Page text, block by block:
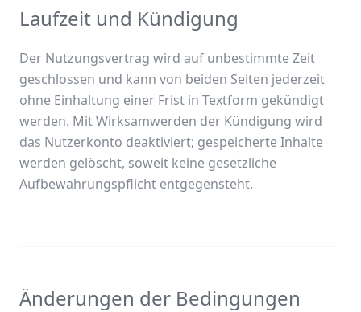
Laufzeit und Kündigung
Der Nutzungsvertrag wird auf unbestimmte Zeit
geschlossen und kann von beiden Seiten jederzeit
ohne Einhaltung einer Frist in Textform gekündigt
werden. Mit Wirksamwerden der Kündigung wird
das Nutzerkonto deaktiviert; gespeicherte Inhalte
werden gelöscht, soweit keine gesetzliche
Aufbewahrungspflicht entgegensteht.
Änderungen der Bedingungen